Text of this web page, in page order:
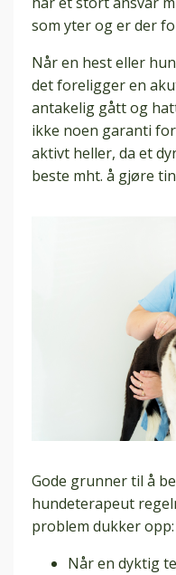
som yter og er der
Når en hest eller
det foreligger en
antakelig gått og
ikke noen garanti
aktivt heller, da et
beste mht. å gjøre
Gode grunner til å
hundeterapeut
problem dukker opp:
Når en dyktig